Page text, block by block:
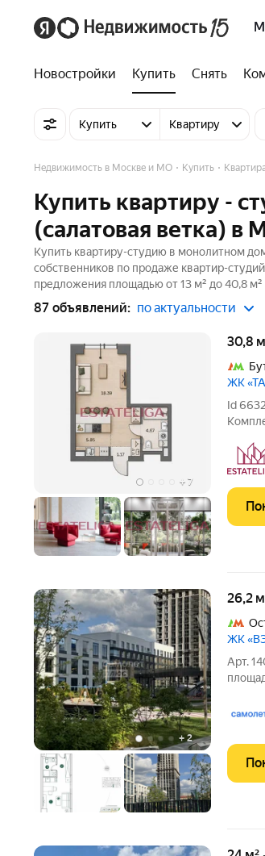
Новостройки Купить Снять
Купить Квартиру
Недвижимость в Москве и МО Купить
Купить квартиру -
(салатовая ветка) в
Купить квартиру-студию в монолитном
собственников по продаже квартир-
предложения площадью от 13 м² до 40,8
87 объявлений: по актуальности
+ 7
30,8
ЖК
Id
+ 2
26,2
ЖК
Арт.